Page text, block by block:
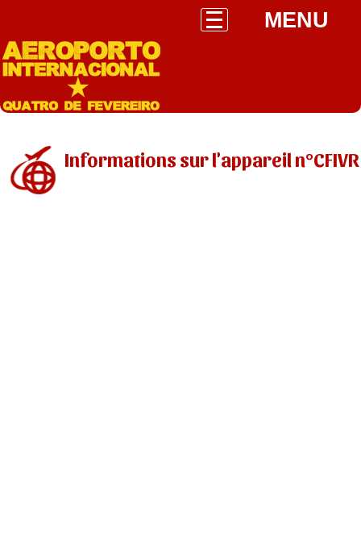
MENU
Informations sur l'appareil n°CFIVR